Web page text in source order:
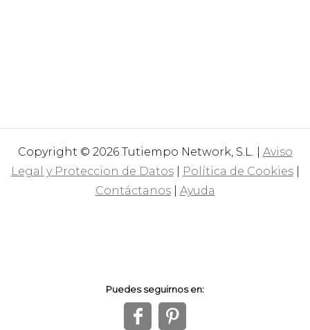
Copyright © 2026 Tutiempo Network, S.L. | Aviso
Legal y Proteccion de Datos| Política de Cookies|
Contáctanos| Ayuda
Puedes seguirnos en:
f 1